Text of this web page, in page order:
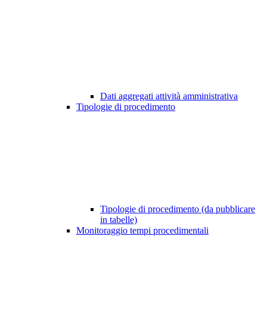
Dati aggregati attività amministrativa
Tipologie di procedimento
Tipologie di procedimento (da pubblicare
in tabelle)
Monitoraggio tempi procedimentali